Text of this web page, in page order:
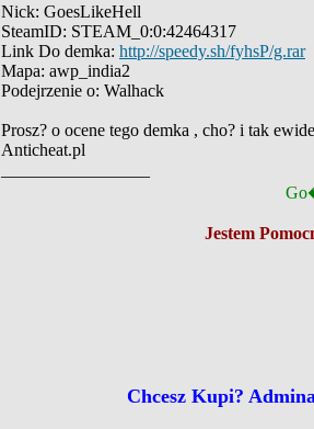
Nick: GoesLikeHell
SteamID: STEAM_0:0:42464317
Link Do demka: http://speedy.sh/fyhsP/g.rar
Mapa: awp_india2
Podejrzenie o: Walhack
Prosz? o ocene tego demka , cho? i tak
Anticheat.pl
Jestem
Chcesz Kupi?